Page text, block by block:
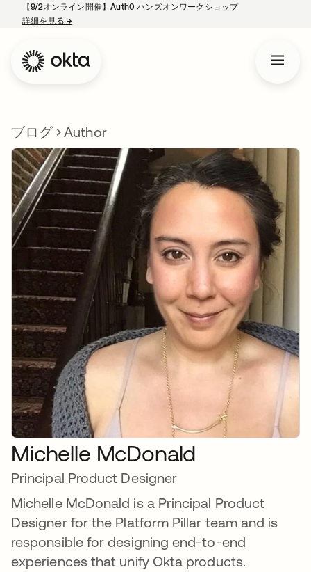
【9/2オンライン開催】Auth0 ハンズオンワークショップ
詳細を見る→
ブログ Author
Michelle McDonald
Principal Product Designer
Michelle McDonald is a Principal Product
Designer for the Platform Pillar team and is
responsible for designing end-to-end
experiences that unify Okta products.